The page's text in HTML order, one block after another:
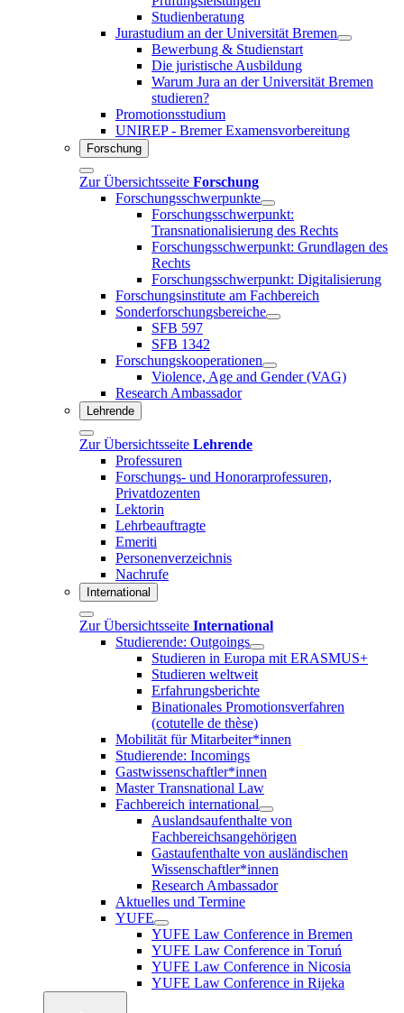
Studienberatung
Jurastudium an der Universität Bremen
Bewerbung & Studienstart
Die juristische Ausbildung
Warum Jura an der Universität Bremen
studieren?
Promotionsstudium
UNIREP - Bremer Examensvorbereitung
Forschung
Zur Übersichtsseite Forschung
Forschungsschwerpunkte
Forschungsschwerpunkt:
Transnationalisierung des Rechts
Forschungsschwerpunkt: Grundlagen des
Rechts
Forschungsschwerpunkt: Digitalisierung
Forschungsinstitute am Fachbereich
Sonderforschungsbereiche
SFB 597
SFB 1342
Forschungskooperationen
Violence, Age and Gender (VAG)
Research Ambassador
Lehrende
Zur Übersichtsseite Lehrende
Professuren
Forschungs- und Honorarprofessuren,
Privatdozenten
Lektorin
Lehrbeauftragte
Emeriti
Personenverzeichnis
Nachrufe
International
Zur Übersichtsseite International
Studierende: Outgoings
Studieren in Europa mit ERASMUS+
Studieren weltweit
Erfahrungsberichte
Binationales Promotionsverfahren
(cotutelle de thèse)
Mobilität für Mitarbeiter*innen
Studierende: Incomings
Gastwissenschaftler*innen
Master Transnational Law
Fachbereich international
Auslandsaufenthalte von
Fachbereichsangehörigen
Gastaufenthalte von ausländischen
Wissenschaftler*innen
Research Ambassador
Aktuelles und Termine
YUFE
YUFE Law Conference in Bremen
YUFE Law Conference in Toruń
YUFE Law Conference in Nicosia
YUFE Law Conference in Rijeka